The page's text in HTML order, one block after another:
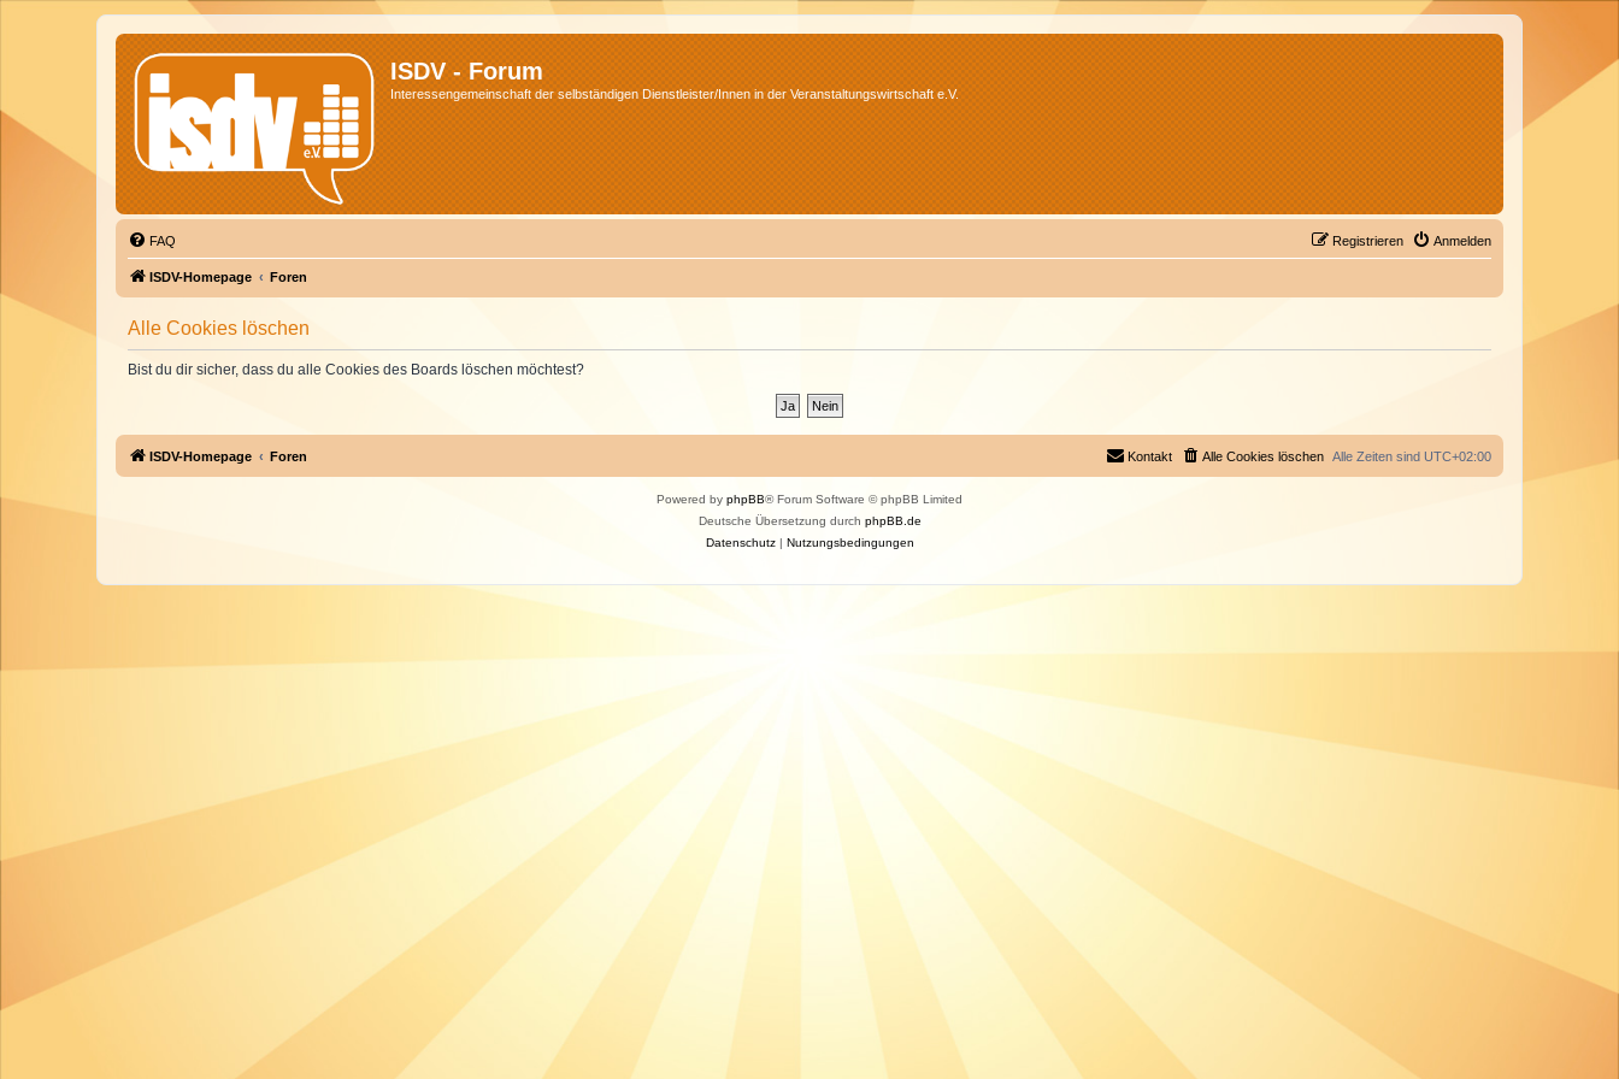
ISDV - Forum
Interessengemeinschaft der selbständigen Dienstleister/Innen in der Veranstaltungswirtschaft e.V.
FAQ Anmelden
Registrieren
ISDV-Homepage Foren
Alle Cookies löschen
Bist du dir sicher, dass du alle Cookies des Boards löschen möchtest?
ISDV-Homepage Foren Alle Zeiten sind UTC+02:00
Alle Cookies löschen
Kontakt
Powered by phpBB® Forum Software © phpBB Limited
Deutsche Übersetzung durch phpBB.de
Datenschutz| Nutzungsbedingungen